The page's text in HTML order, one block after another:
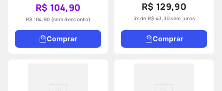
R$ 104,90
R$ 104,90 (sem desconto)
Comprar
R$ 129,90
3x de R$ 43,30sem juros
Comprar